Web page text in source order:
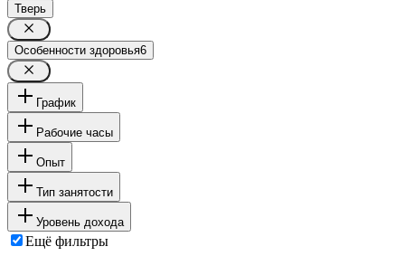
Тверь
Особенности здоровья6
График
Рабочие часы
Опыт
Тип занятости
Уровень дохода
Ещё фильтры